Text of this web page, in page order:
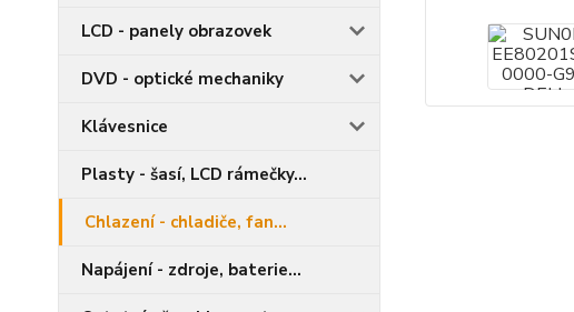
LCD - panely obrazovek
DVD - optické mechaniky
Klávesnice
Plasty - šasí, LCD rámečky...
Chlazení - chladiče, fan...
Napájení - zdroje, baterie...